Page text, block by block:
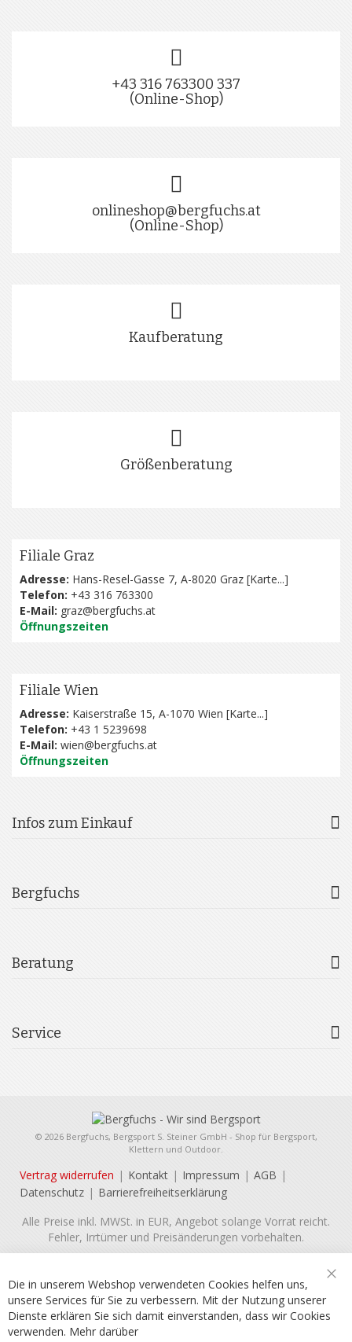
+43 316 763300 337
(Online-Shop)
onlineshop@bergfuchs.at
(Online-Shop)
Kaufberatung
Größenberatung
Filiale Graz
Adresse: Hans-Resel-Gasse 7, A-8020 Graz [Karte...]
Telefon: +43 316 763300
E-Mail: graz@bergfuchs.at
Öffnungszeiten
Filiale Wien
Adresse: Kaiserstraße 15, A-1070 Wien [Karte...]
Telefon: +43 1 5239698
E-Mail: wien@bergfuchs.at
Öffnungszeiten
Infos zum Einkauf
Bergfuchs
Beratung
Service
© 2026 Bergfuchs, Bergsport S. Steiner GmbH - Shop für Bergsport,
Klettern und Outdoor.
Vertrag widerrufen Kontakt Impressum
AGB
Datenschutz
Barrierefreiheitserklärung
Alle Preise inkl. MWSt. in EUR, Angebot solange Vorrat reicht.
Fehler, Irrtümer und Preisänderungen vorbehalten.
Die in unserem Webshop verwendeten Cookies helfen uns,
unsere Services für Sie zu verbessern. Mit der Nutzung unserer
Dienste erklären Sie sich damit einverstanden, dass wir Cookies
verwenden. Mehr darüber